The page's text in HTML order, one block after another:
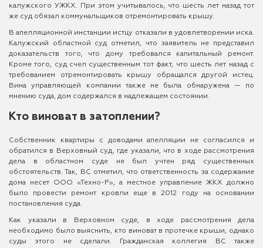
калужского УЖКХ. При этом учитывалось, что шесть лет назад тот
же суд обязал коммунальщиков отремонтировать крышу.
В апелляционной инстанции истцу отказали в удовлетворении иска.
Калужский областной суд отметил, что заявитель не представил
доказательств того, что дому требовался капитальный ремонт.
Кроме того, суд счел существенным тот факт, что шесть лет назад с
требованием отремонтировать крышу обращался другой истец.
Вина управляющей компании также не была обнаружена — по
мнению суда, дом содержался в надлежащем состоянии.
Кто виноват в затоплении?
Собственник квартиры с доводами апелляции не согласился и
обратился в Верховный суд, где указали, что в ходе рассмотрения
дела в областном суде не был учтен ряд существенных
обстоятельств. Так, ВС отметил, что ответственность за содержание
дома несет ООО «Техно-Р», а местное управление ЖКХ должно
было провести ремонт кровли еще в 2012 году на основании
постановления суда.
Как указали в Верховном суде, в ходе рассмотрения дела
необходимо было выяснить, кто виноват в протечке крыши, однако
суды этого не сделали. Гражданская коллегия ВС также